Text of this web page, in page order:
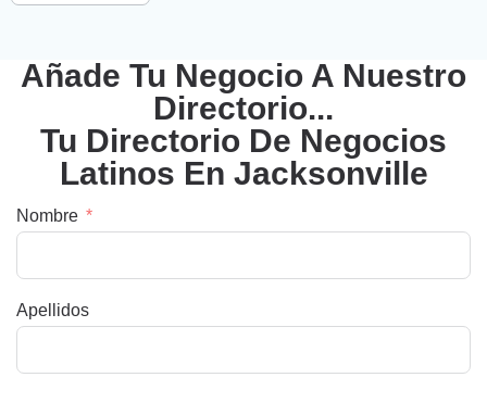
Añade Tu Negocio A Nuestro
Directorio...
Tu Directorio De Negocios
Latinos En Jacksonville
Nombre
Apellidos